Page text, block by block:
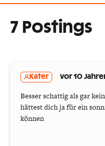
7 Postings
Kater vor 10
Besser schattig als gar
hättest dich ja für ein
können